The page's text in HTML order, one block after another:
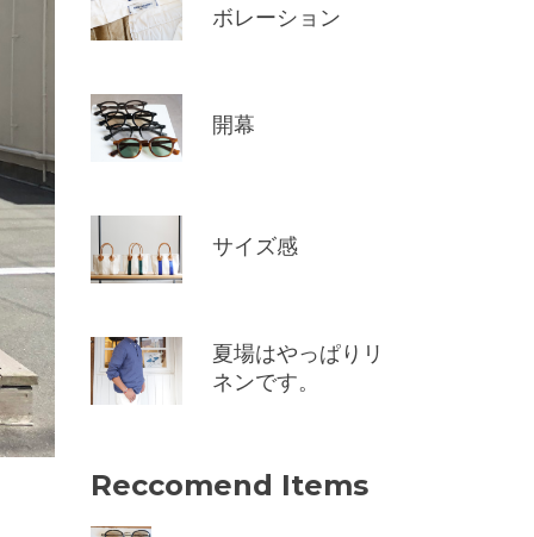
ボレーション
開幕
サイズ感
夏場はやっぱりリ
ネンです。
Reccomend Items